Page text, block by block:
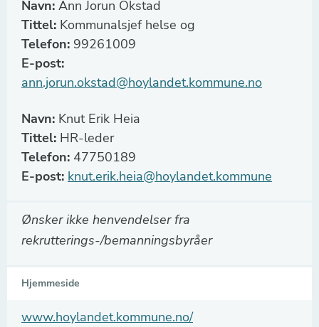
Navn: Ann Jorun Okstad
Tittel: Kommunalsjef helse og
Telefon: 99261009
E-post:
ann.jorun.okstad@hoylandet.kommune.no
Navn: Knut Erik Heia
Tittel: HR-leder
Telefon: 47750189
E-post: knut.erik.heia@hoylandet.kommune
Ønsker ikke henvendelser fra
rekrutterings-/bemanningsbyråer
Hjemmeside
www.hoylandet.kommune.no/